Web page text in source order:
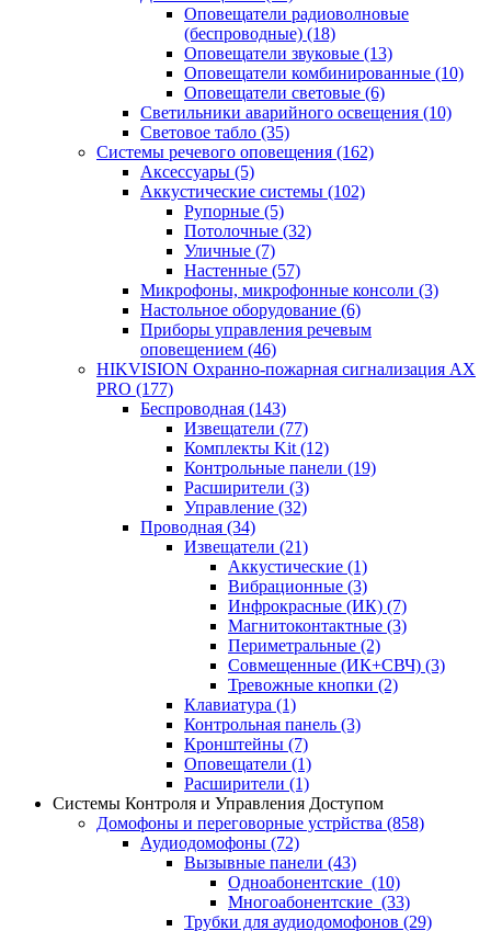
Оповещатели радиоволновые
(беспроводные) (18)
Оповещатели звуковые (13)
Оповещатели комбинированные (10)
Оповещатели световые (6)
Светильники аварийного освещения (10)
Световое табло (35)
Системы речевого оповещения (162)
Аксессуары (5)
Аккустические системы (102)
Рупорные (5)
Потолочные (32)
Уличные (7)
Настенные (57)
Микрофоны, микрофонные консоли (3)
Настольное оборудование (6)
Приборы управления речевым
оповещением (46)
HIKVISION Охранно-пожарная сигнализация AX
PRO (177)
Беспроводная (143)
Извещатели (77)
Комплекты Kit (12)
Контрольные панели (19)
Расширители (3)
Управление (32)
Проводная (34)
Извещатели (21)
Аккустические (1)
Вибрационные (3)
Инфрокрасные (ИК) (7)
Магнитоконтактные (3)
Периметральные (2)
Совмещенные (ИК+СВЧ) (3)
Тревожные кнопки (2)
Клавиатура (1)
Контрольная панель (3)
Кронштейны (7)
Оповещатели (1)
Расширители (1)
Системы Контроля и Управления Доступом
Домофоны и переговорные устрйства (858)
Аудиодомофоны (72)
Вызывные панели (43)
Одноабонентские (10)
Многоабонентские (33)
Трубки для аудиодомофонов (29)